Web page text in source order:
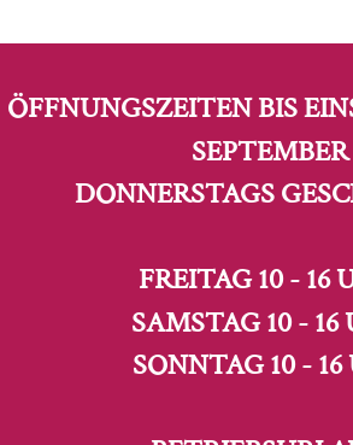
ÖFFNUNGSZEITEN BIS
EPTEMBER
DONNERSTAGS
FREITAG 10 - 16
SAMSTAG 10 - 16
SONNTAG 10 -